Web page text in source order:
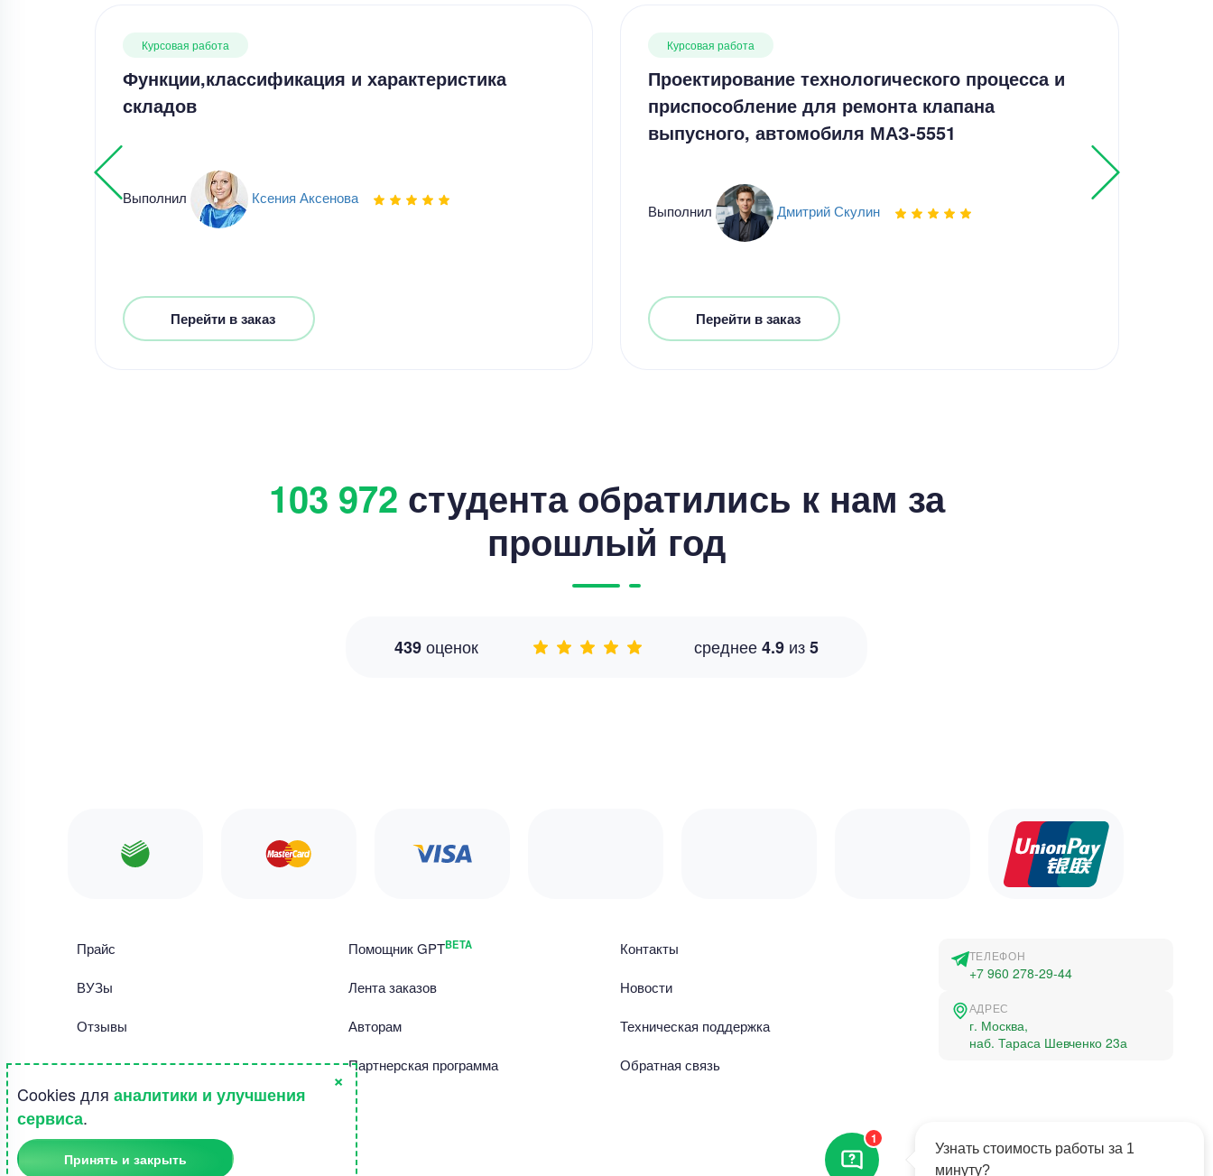
Курсовая работа
Функции,классификация и характеристика
складов
Выполнил Ксения Аксенова
Перейти в заказ
Курсовая работа
Проектирование технологического процесса и
приспособление для ремонта клапана
выпусного, автомобиля МАЗ-5551
Выполнил Дмитрий Скулин
Перейти в заказ
103 972 студента обратились к нам за
прошлый год
439оценок среднее4.9 из5
1
Узнать стоимость работы за 1
минуту?
Прайс
ВУЗы
Отзывы
Библиотека работ
Правила использования сайта
Полезное
Помощник GPTBETA
Лента заказов
Авторам
Партнерская программа
Контакты
Новости
Техническая поддержка
Обратная связь
ТЕЛЕФОН
+7 960 278-29-44
АДРЕС
г. Москва,
наб. Тараса Шевченко 23а
Все права защищены
Cookies для аналитики и улучшения
сервиса.
×
Принять и закрыть